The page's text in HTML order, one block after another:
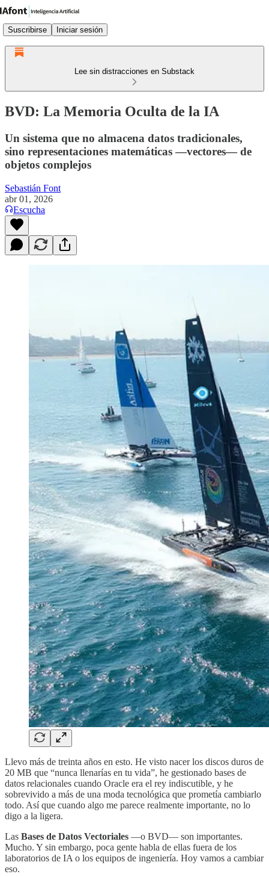
Suscribirse Iniciar sesión
Lee sin distracciones en Substack
BVD: La Memoria Oculta de la IA
Un sistema que no almacena datos tradicionales,
sino representaciones matemáticas —vectores— de
objetos complejos
Sebastián Font
abr 01, 2026
Escucha
Llevo más de treinta años en esto. He visto nacer los discos duros de
20 MB que “nunca llenarías en tu vida”, he gestionado bases de
datos relacionales cuando Oracle era el rey indiscutible, y he
sobrevivido a más de una moda tecnológica que prometía cambiarlo
todo. Así que cuando algo me parece realmente importante, no lo
digo a la ligera.
Las Bases de Datos Vectoriales —o BVD— son importantes.
Mucho. Y sin embargo, poca gente habla de ellas fuera de los
laboratorios de IA o los equipos de ingeniería. Hoy vamos a cambiar
eso.